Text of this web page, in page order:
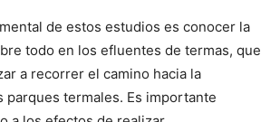
de estos estudios es conocer la
todo en los efluentes de termas, que
a recorrer el camino hacia la
parques termales. Es importante